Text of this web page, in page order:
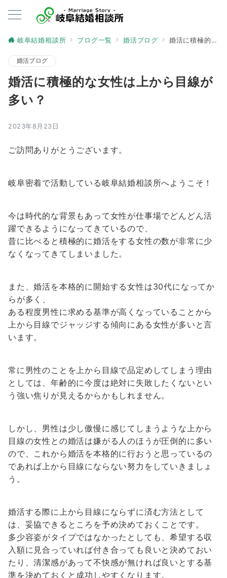
岐阜結婚相談所 ブログ一覧 婚活ブログ 婚活に積極的な女性は上から目線が多い？
婚活ブログ
婚活に積極的な女性は上から目線が
多い？
2023年8月23日
ご訪問ありがとうございます。
岐阜密着で活動している岐阜結婚相談所へようこそ！
今は時代的な背景もあって女性が仕事場でどんどん活
躍できるようになってきているので、
昔に比べると積極的に婚活をする女性の数が非常に少
なくなってきてしまいました。
また、婚活を本格的に開始する女性は30代になってか
らが多く、
ある程度男性に求める基準が高くなっていることから
上から目線でジャッジする傾向にある女性が多いと言
います。
常に男性のことを上から目線で品定めしてしまう理由
としては、年齢的に今度は絶対に失敗したくないとい
う強い焦りが見えるからかもしれません。
しかし、男性は少し傲慢に感じてしまうような上から
目線の女性との婚活は嫌がる人のほうが圧倒的に多い
ので、これから婚活を本格的に行おうと思っているの
であれば上から目線にならない努力をしていきましょ
う。
婚活する際に上から目線にならずに済む方法として
は、妥協できるところを予め決めておくことです。
多少容姿がタイプではなかったとしても、希望する収
入額に見合っていれば付き合っても良いと決めておい
たり、清潔感があって不快感が無ければ良いとする基
準を決めておくと成功しやすくなります。